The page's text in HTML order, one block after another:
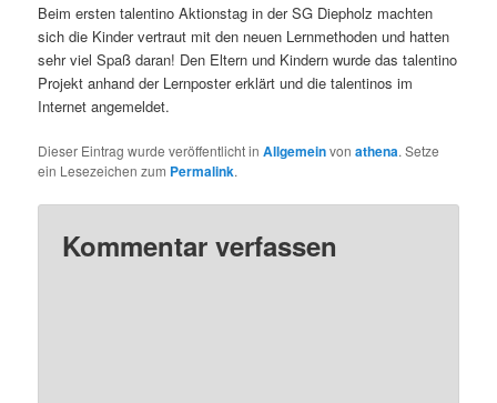
Beim ersten talentino Aktionstag in der SG Diepholz machten
sich die Kinder vertraut mit den neuen Lernmethoden und hatten
sehr viel Spaß daran! Den Eltern und Kindern wurde das talentino
Projekt anhand der Lernposter erklärt und die talentinos im
Internet angemeldet.
Dieser Eintrag wurde veröffentlicht inAllgemeinvonathena. Setze
ein Lesezeichen zum Permalink.
Kommentar verfassen